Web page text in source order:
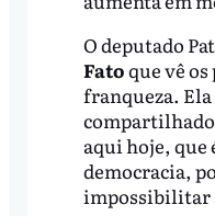
O deputado
Fatoque vê
franqueza.
aqui hoje, que
democracia,
impossibilitar